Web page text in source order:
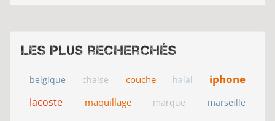
Les plus recherchés
belgique chaise couche halal iphone
lacoste maquillage marque marseille